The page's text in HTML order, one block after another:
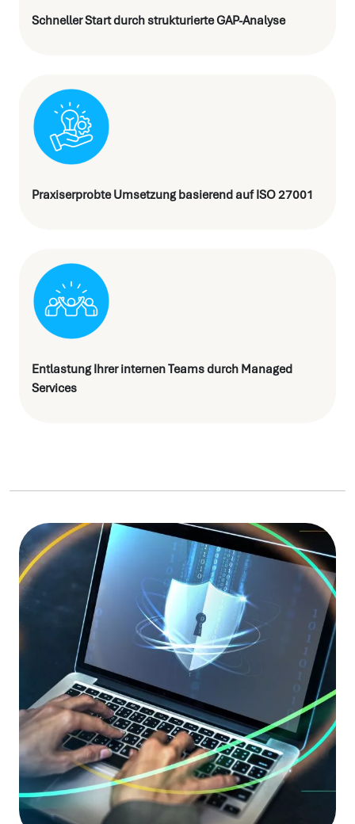
Schneller Start durch strukturierte GAP-Analyse
Praxiserprobte Umsetzung basierend auf ISO 27001
Entlastung Ihrer internen Teams durch Managed
Services